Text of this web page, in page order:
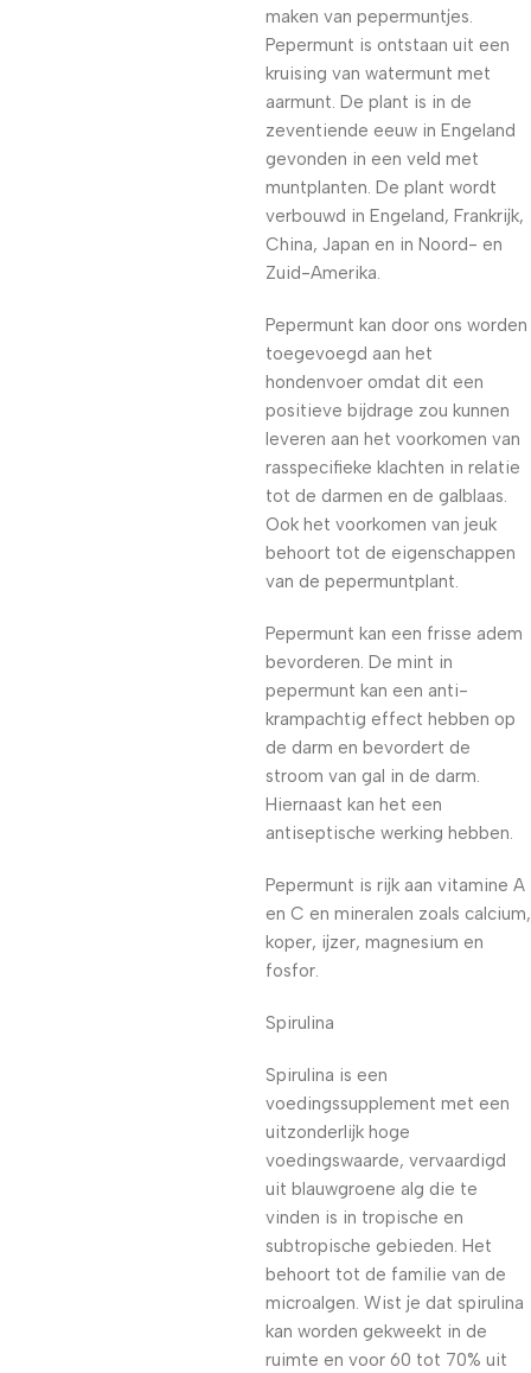
maken van pepermuntjes.
Pepermunt is ontstaan uit een
kruising van watermunt met
aarmunt. De plant is in de
zeventiende eeuw in Engeland
gevonden in een veld met
muntplanten. De plant wordt
verbouwd in Engeland, Frankrijk,
China, Japan en in Noord- en
Zuid-Amerika.
Pepermunt kan door ons worden
toegevoegd aan het
hondenvoer omdat dit een
positieve bijdrage zou kunnen
leveren aan het voorkomen van
rasspecifieke klachten in relatie
tot de darmen en de galblaas.
Ook het voorkomen van jeuk
behoort tot de eigenschappen
van de pepermuntplant.
Pepermunt kan een frisse adem
bevorderen. De mint in
pepermunt kan een anti-
krampachtig effect hebben op
de darm en bevordert de
stroom van gal in de darm.
Hiernaast kan het een
antiseptische werking hebben.
Pepermunt is rijk aan vitamine A
en C en mineralen zoals calcium,
koper, ijzer, magnesium en
fosfor.
Spirulina
Spirulina is een
voedingssupplement met een
uitzonderlijk hoge
voedingswaarde, vervaardigd
uit blauwgroene alg die te
vinden is in tropische en
subtropische gebieden. Het
behoort tot de familie van de
microalgen. Wist je dat spirulina
kan worden gekweekt in de
ruimte en voor 60 tot 70% uit